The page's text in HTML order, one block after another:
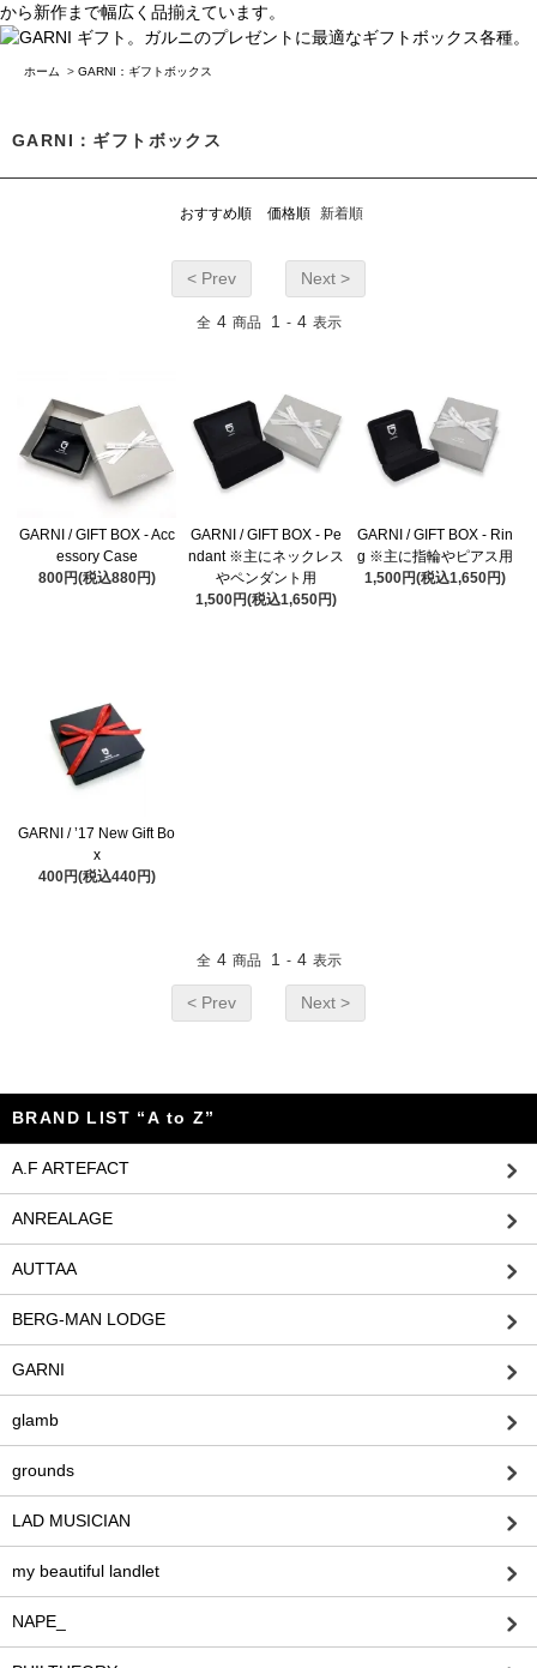
ホーム > GARNI：ギフトボックス
GARNI：ギフトボックス
おすすめ順 価格順 新着順
< Prev Next >
全 4 商品 1 - 4 表示
GARNI / GIFT BOX - Acc
essory Case
800円(税込880円)
GARNI / GIFT BOX - Pe
ndant ※主にネックレス
やペンダント用
1,500円(税込1,650円)
GARNI / GIFT BOX - Rin
g ※主に指輪やピアス用
1,500円(税込1,650円)
GARNI / ’17 New Gift Bo
x
400円(税込440円)
全 4 商品 1 - 4 表示
< Prev Next >
BRAND LIST “A to Z”
A.F ARTEFACT
ANREALAGE
AUTTAA
BERG-MAN LODGE
GARNI
glamb
grounds
LAD MUSICIAN
my beautiful landlet
NAPE_